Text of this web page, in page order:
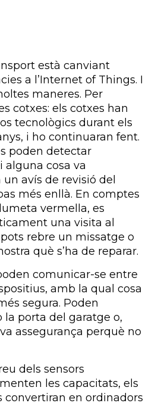
està canviant
a l’Internet of Things. I
maneres. Per
cotxes: els cotxes han
tecnològics durant els
i ho continuaran fent.
poden detectar
cosa va
avís de revisió del
més enllà. En comptes
vermella, es
una visita al
rebre un missatge o
què s’ha de reparar.
comunicar-se entre
amb la qual cosa
segura. Poden
porta del garatge o,
assegurança perquè no
dels sensors
les capacitats, els
convertiran en ordinadors